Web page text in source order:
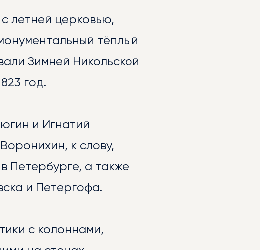
летней церковью,
тёплый
Зимней Никольской
год.
и Игнатий
к слову,
Петербурге, а также
и Петергофа.
с колоннами,